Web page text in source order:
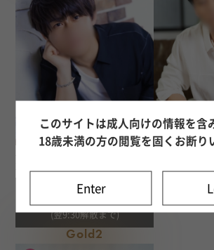
11:00～24:00
お泊まりも可能↓
(翌9:30解散まで)
Gold2
このサイトは成人向けの情報を含
18歳未満の方の閲覧を固くお断り
Enter